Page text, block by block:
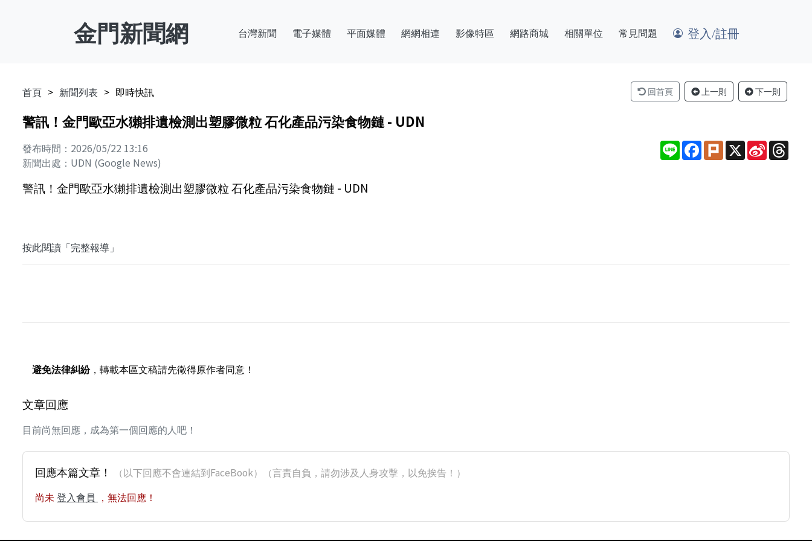
金門新聞網 台灣新聞 電子媒體 平面媒體 網網相連 影像特區 網路商城 相關單位 常見問題 登入/註冊
首頁 新聞列表 即時快訊 回首頁 上一則 下一則
警訊！金門歐亞水獺排遺檢測出塑膠微粒 石化產品污染食物鏈 - UDN
發布時間：2026/05/22 13:16
新聞出處：UDN (Google News)
Line Facebook
PlurkX Sina
Weibo
警訊！金門歐亞水獺排遺檢測出塑膠微粒 石化產品污染食物鏈 - UDN
按此閱讀「完整報導」
避免法律糾紛，轉載本區文稿請先徵得原作者同意！
文章回應
目前尚無回應，成為第一個回應的人吧！
回應本篇文章！ （以下回應不會連結到FaceBook）（言責自負，請勿涉及人身攻擊，以免挨告！）
尚未 登入會員 ，無法回應！